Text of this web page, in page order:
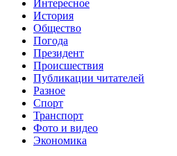
Интересное
История
Общество
Погода
Президент
Происшествия
Публикации читателей
Разное
Спорт
Транспорт
Фото и видео
Экономика